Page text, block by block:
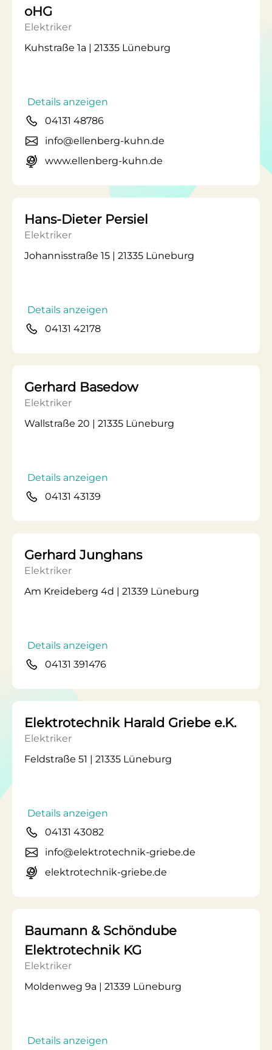
oHG
Elektriker
Kuhstraße 1a | 21335 Lüneburg
Details anzeigen
04131 48786
info@ellenberg-kuhn.de
www.ellenberg-kuhn.de
Hans-Dieter Persiel
Elektriker
Johannisstraße 15 | 21335 Lüneburg
Details anzeigen
04131 42178
Gerhard Basedow
Elektriker
Wallstraße 20 | 21335 Lüneburg
Details anzeigen
04131 43139
Gerhard Junghans
Elektriker
Am Kreideberg 4d | 21339 Lüneburg
Details anzeigen
04131 391476
Elektrotechnik Harald Griebe e.K.
Elektriker
Feldstraße 51 | 21335 Lüneburg
Details anzeigen
04131 43082
info@elektrotechnik-griebe.de
elektrotechnik-griebe.de
Baumann & Schöndube
Elektrotechnik KG
Elektriker
Moldenweg 9a | 21339 Lüneburg
Details anzeigen